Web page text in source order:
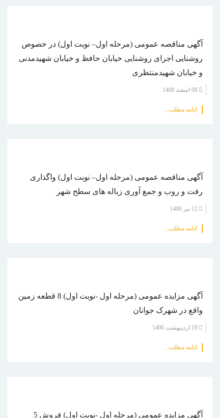
آگهی مناقصه عمومی (مرحله اول– نوبت اول) در خصوص
روشنایی اجرای روشنایی خیابان حافظ و خیابان شهیدمدنی
و خیابان شهیدمنتظری
ادامه مطلب...
آگهی مناقصه عمومی (مرحله اول– نوبت اول) واگذاری
رفت و روب و جمع آوری زباله های سطح شهر
ادامه مطلب...
آگهی مزایده عمومی (مرحله اول -نوبت اول) 8 قطعه زمین
واقع در شهرک جوانان
ادامه مطلب...
آگهی مزایده عمومی (مرحله اول -نوبت اول) فروش 5